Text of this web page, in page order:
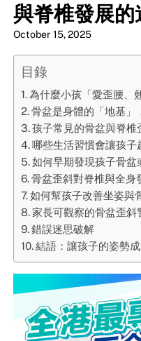
與脊椎發展的
October 15, 2025
目錄
為什麼小孩「愛歪腰、
骨盆是身體的「地基」
孩子常見的骨盆與脊椎
哪些生活習慣會讓孩子
如何早期發現孩子骨盆
骨盆歪斜對脊椎與全身
如何幫孩子改善坐姿與
家長可觀察的骨盆歪斜
錯誤迷思破解
結語：讓孩子的姿勢